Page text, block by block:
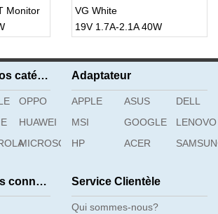
Monitor
VG White
19V 1.7A-2.1A 40W
Le meilleur de nos catégories
OPPO
HUAWEI
MICROSOFT
Adaptateur
APPLE ASUS
DELL
MSI
GOOGLE
LENOVO
HP
ACER
Pour mieux nous connaître Service Clientèle
Qui sommes-nous?